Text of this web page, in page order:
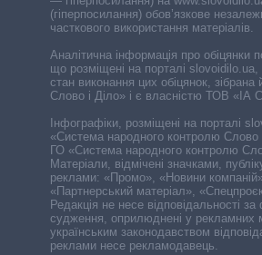
(гіперпосилання) обов’язкове
часткового використання матеріалів.
Аналітична інформація про обіцянки
що розміщені на порталі slovoidilo.ua,
стан виконання цих обіцянок,
Слово і Діло» і є власністю ТОВ «ІА
Інфографіки, розміщені на порталі
«Система народного контролю Слово і
ГО «Система народного контролю
Матеріали, відмічені значками,
реклами: «Промо», «Новини
«Партнерський матеріал»,
Редакція не несе відповідальності за
судження, оприлюднені у рекламних
українським законодавством
реклами несе рекламодавець.